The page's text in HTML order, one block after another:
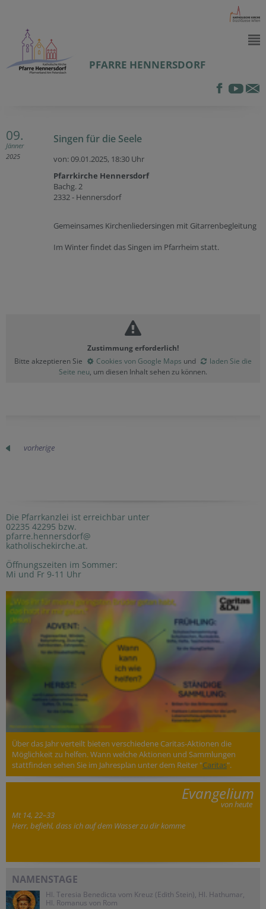
PFARRE HENNERSDORF
09.
Jänner
2025
Singen für die Seele
von: 09.01.2025, 18:30 Uhr
Pfarrkirche Hennersdorf
Bachg. 2
2332 - Hennersdorf
Gemeinsames Kirchenliedersingen mit Gitarrenbegleitung
Im Winter findet das Singen im Pfarrheim statt.
Zustimmung erforderlich!
Bitte akzeptieren Sie
Cookies von Google Maps und
laden Sie die
Seite neu, um diesen Inhalt sehen zu können.
vorherige
Die Pfarrkanzlei ist erreichbar unter
02235 42295 bzw.
pfarre.hennersdorf@
katholischekirche.at.
Öffnungszeiten im Sommer:
Mi und Fr 9-11 Uhr
Über das Jahr verteilt bieten verschiedene Caritas-Aktionen die
Möglichkeit zu helfen. Wann welche Aktionen und Sammlungen
stattfinden sehen Sie im Jahresplan unter dem Reiter "Caritas".
Evangelium
von heute
Mt 14, 22–33
Herr, befiehl, dass ich auf dem Wasser zu dir komme
NAMENSTAGE
Hl. Teresia Benedicta vom Kreuz (Edith Stein), Hl. Hathumar,
Hl. Romanus von Rom